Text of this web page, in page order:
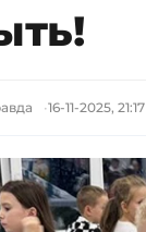
16-11-2025, 21:17